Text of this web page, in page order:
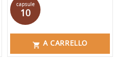
capsule
10
 A CARRELLO